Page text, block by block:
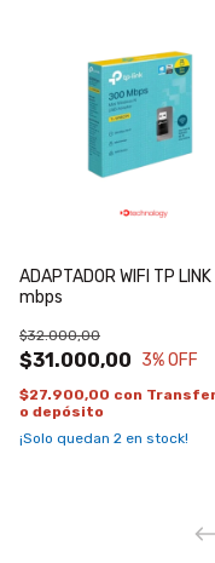
ADAPTADOR WIFI TP
mbps
$31.000,00
$32.000,00
3% OFF
$27.900,00 con
o depósito
¡Solo quedan 2 en stock!